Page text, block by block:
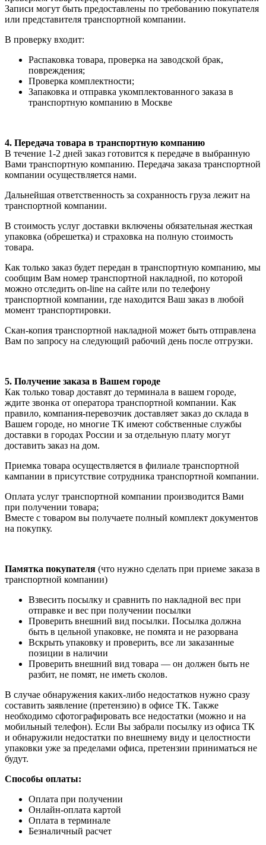
Записи могут быть предоставлены по требованию покупателя
или представителя транспортной компании.
В проверку входит:
Распаковка товара, проверка на заводской брак,
повреждения;
Проверка комплектности;
Запаковка и отправка укомплектованного заказа в
транспортную компанию в Москве
4. Передача товара в транспортную компанию
В течение 1-2 дней заказ готовится к передаче в выбранную
Вами транспортную компанию. Передача заказа транспортной
компании осуществляется нами.
Дальнейшая ответственность за сохранность груза лежит на
транспортной компании.
В стоимость услуг доставки включены обязательная жесткая
упаковка (обрешетка) и страховка на полную стоимость
товара.
Как только заказ будет передан в транспортную компанию, мы
сообщим Вам номер транспортной накладной, по которой
можно отследить on-line на сайте или по телефону
транспортной компании, где находится Ваш заказ в любой
момент транспортировки.
Скан-копия транспортной накладной может быть отправлена
Вам по запросу на следующий рабочий день после отгрузки.
5. Получение заказа в Вашем городе
Как только товар доставят до терминала в вашем городе,
ждите звонка от оператора транспортной компании. Как
правило, компания-перевозчик доставляет заказ до склада в
Вашем городе, но многие ТК имеют собственные службы
доставки в городах России и за отдельную плату могут
доставить заказ на дом.
Приемка товара осуществляется в филиале транспортной
кампании в присутствие сотрудника транспортной компании.
Оплата услуг транспортной компании производится Вами
при получении товара;
Вместе с товаром вы получаете полный комплект документов
на покупку.
Памятка покупателя (что нужно сделать при приеме заказа в
транспортной компании)
Взвесить посылку и сравнить по накладной вес при
отправке и вес при получении посылки
Проверить внешний вид посылки. Посылка должна
быть в цельной упаковке, не помята и не разорвана
Вскрыть упаковку и проверить, все ли заказанные
позиции в наличии
Проверить внешний вид товара — он должен быть не
разбит, не помят, не иметь сколов.
В случае обнаружения каких-либо недостатков нужно сразу
составить заявление (претензию) в офисе ТК. Также
необходимо сфотографировать все недостатки (можно и на
мобильный телефон). Если Вы забрали посылку из офиса ТК
и обнаружили недостатки по внешнему виду и целостности
упаковки уже за пределами офиса, претензии приниматься не
будут.
Способы оплаты:
Оплата при получении
Онлайн-оплата картой
Оплата в терминале
Безналичный расчет